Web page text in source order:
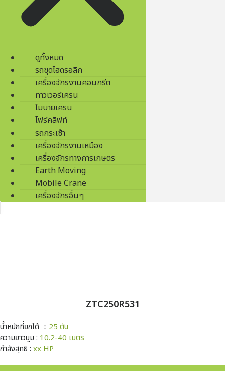
ดูทั้งหมด
รถขุดไฮดรอลิก
เครื่องจักรงานคอนกรีต
ทาวเวอร์เครน
โมบายเครน
โฟร์คลิฟท์
รถกระเช้า
เครื่องจักรงานเหมือง
เครื่องจักรทางการเกษตร
Earth Moving
Mobile Crane
เครื่องจักรอื่นๆ
ZTC250R531
น้ำหนักที่ยกได้ ： 25 ตัน
ความยาวบูม : 10.2-40 เมตร
กำลังสุทธิ : xx HP